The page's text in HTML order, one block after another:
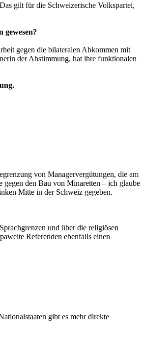
gilt für die Schweizerische Volkspartei,
gegen die bilateralen Abkommen mit
der Abstimmung, hat ihre funktionalen
von Managervergütungen, die am
den Bau von Minaretten – ich glaube
Mitte in der Schweiz gegeben.
und über die religiösen
Referenden ebenfalls einen
gibt es mehr direkte